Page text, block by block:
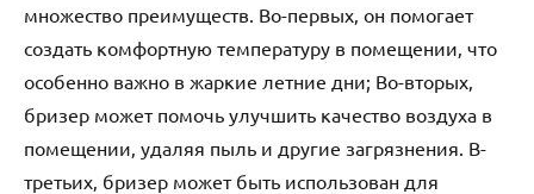
множество преимуществ. Во-первых‚ он помогает
создать комфортную температуру в помещении‚ что
особенно важно в жаркие летние дни; Во-вторых‚
бризер может помочь улучшить качество воздуха в
помещении‚ удаляя пыль и другие загрязнения. В-
третьих‚ бризер может быть использован для